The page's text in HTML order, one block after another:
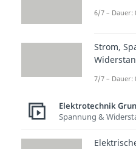
Stern-
Stern-
6/7 – Dauer:
Strom,
7/7 – Dauer:
Elektrotechnik
Spannung &